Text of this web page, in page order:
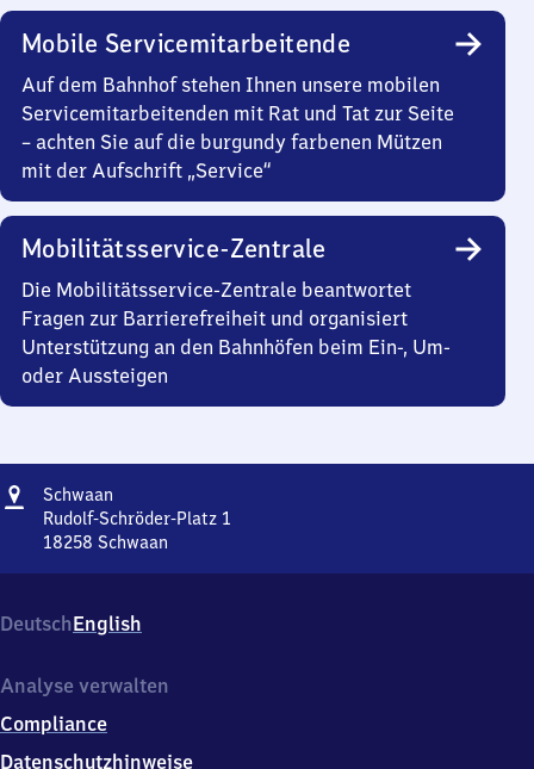
Mobile Servicemitarbeitende
Auf dem Bahnhof stehen Ihnen unsere mobilen
Servicemitarbeitenden mit Rat und Tat zur Seite
– achten Sie auf die burgundy farbenen Mützen
mit der Aufschrift „Service“
Mobilitätsservice-Zentrale
Die Mobilitätsservice-Zentrale beantwortet
Fragen zur Barrierefreiheit und organisiert
Unterstützung an den Bahnhöfen beim Ein-, Um-
oder Aussteigen
Adresse
Schwaan
Rudolf-Schröder-Platz 1
18258 Schwaan
Schröder-
Platz
1
2
5
DeutschEnglish
Analyse verwalten
Compliance
Datenschutzhinweise